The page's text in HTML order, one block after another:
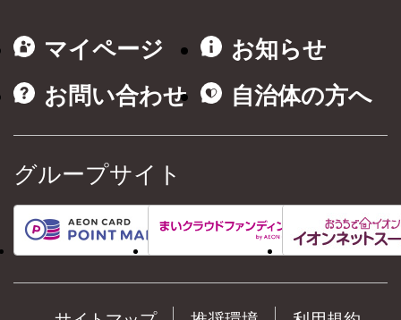
マイページ
お知らせ
お問い合わせ
自治体の方へ
グループサイト